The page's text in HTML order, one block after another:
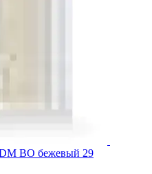
ВО бежевый 29